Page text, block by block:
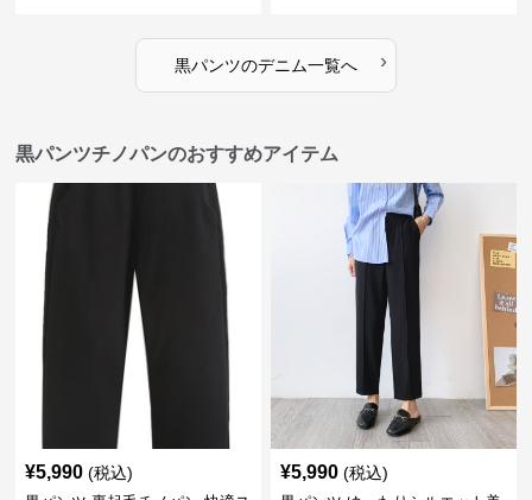
黒パンツのデニム一覧へ ›
黒パンツチノパンのおすすめアイテム
¥5,990 (税込) ¥5,990 (税込)